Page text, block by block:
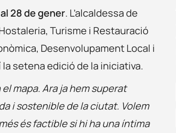
28 de gener. L’alcaldessa de
Turisme i Restauració
Desenvolupament Local i
setena edició de la iniciativa.
mapa. Ara ja hem superat
i sostenible de la ciutat. Volem
és factible si hi ha una íntima